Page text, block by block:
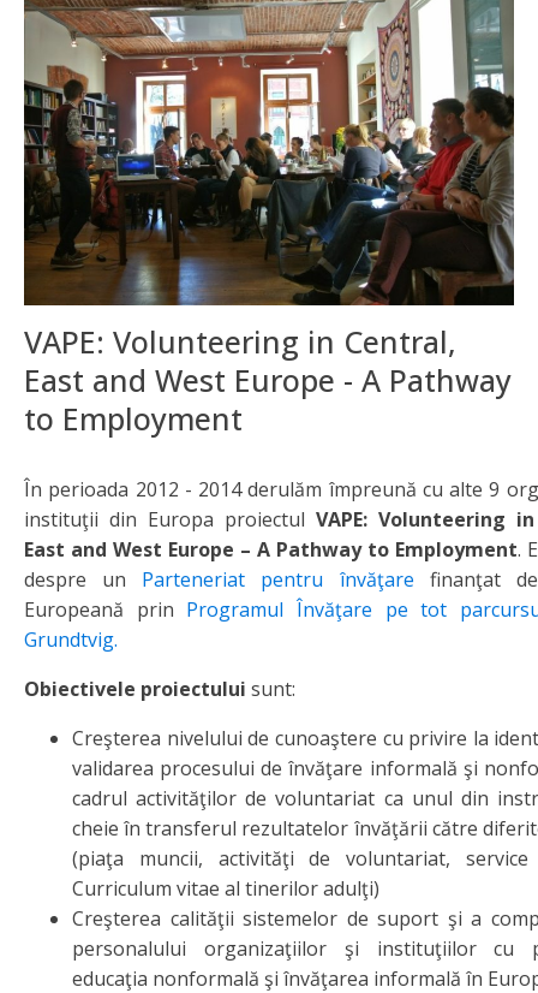
VAPE: Volunteering in Central,
East and West Europe - A Pathway
to Employment
În perioada 2012 - 2014 derulăm împreună cu alte 9
instituţii din Europa proiectul VAPE: Volunteering
East and West Europe – A Pathway to Employment.
despre un Parteneriat pentru învăţare finanţat
Europeană prin Programul Învăţare pe tot
Grundtvig.
Obiectivele proiectului sunt:
Creşterea nivelului de cunoaştere cu privire la
validarea procesului de învăţare informală şi
cadrul activităţilor de voluntariat ca unul din
cheie în transferul rezultatelor învăţării către
(piaţa muncii, activităţi de voluntariat, service
Curriculum vitae al tinerilor adulţi)
Creşterea calităţii sistemelor de suport şi a
personalului organizaţiilor şi instituţiilor cu
educaţia nonformală şi învăţarea informală în